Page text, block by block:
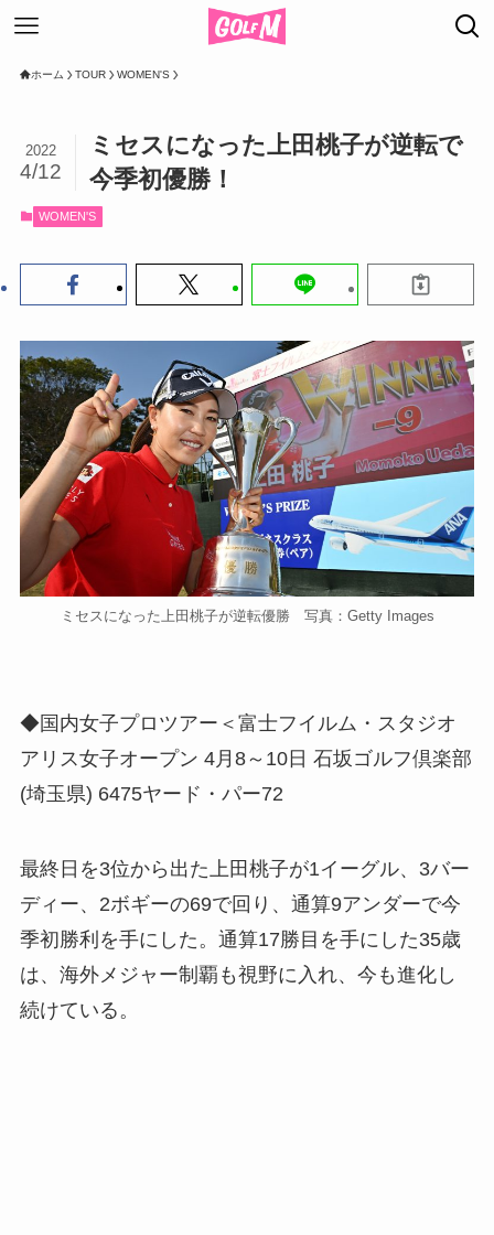
ホーム TOUR WOMEN'S
ミセスになった上田桃子が逆転で
今季初優勝！
2022
4/12
WOMEN'S
ミセスになった上田桃子が逆転優勝 写真：Getty Images
◆国内女子プロツアー＜富士フイルム・スタジオ
アリス女子オープン 4月8～10日 石坂ゴルフ倶楽部
(埼玉県) 6475ヤード・パー72
最終日を3位から出た上田桃子が1イーグル、3バー
ディー、2ボギーの69で回り、通算9アンダーで今
季初勝利を手にした。通算17勝目を手にした35歳
は、海外メジャー制覇も視野に入れ、今も進化し
続けている。